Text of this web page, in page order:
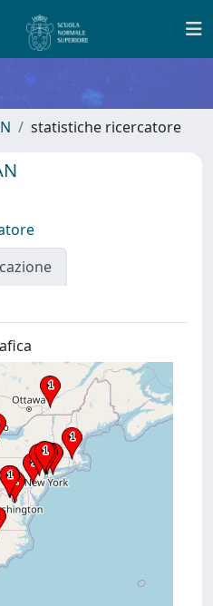
statistiche ricercatore